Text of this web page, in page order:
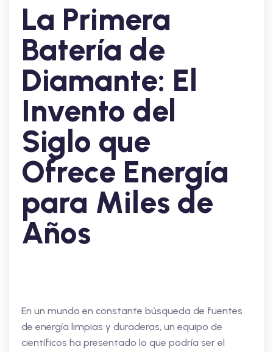
La Primera
Batería de
Diamante: El
Invento del
Siglo que
Ofrece Energía
para Miles de
Años
En un mundo en constante búsqueda de fuentes
de energía limpias y duraderas, un equipo de
científicos ha presentado lo que podría ser el